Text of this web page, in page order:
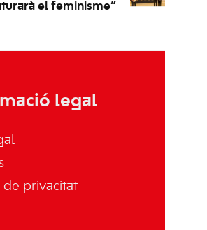
el feminisme”
legal
de privacitat